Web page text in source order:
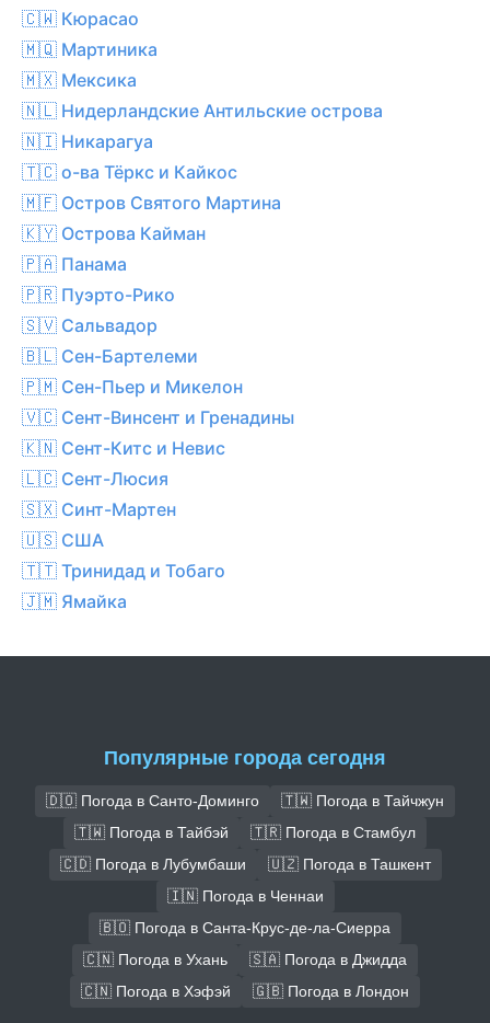
🇨🇼 Кюрасао
🇲🇶 Мартиника
🇲🇽 Мексика
🇳🇱 Нидерландские Антильские острова
🇳🇮 Никарагуа
🇹🇨 о-ва Тёркс и Кайкос
🇲🇫 Остров Святого Мартина
🇰🇾 Острова Кайман
🇵🇦 Панама
🇵🇷 Пуэрто-Рико
🇸🇻 Сальвадор
🇧🇱 Сен-Бартелеми
🇵🇲 Сен-Пьер и Микелон
🇻🇨 Сент-Винсент и Гренадины
🇰🇳 Сент-Китс и Невис
🇱🇨 Сент-Люсия
🇸🇽 Синт-Мартен
🇺🇸 США
🇹🇹 Тринидад и Тобаго
🇯🇲 Ямайка
Популярные города сегодня
🇩🇴 Погода в Санто-Доминго
🇹🇼 Погода в Тайчжун
🇹🇼 Погода в Тайбэй
🇹🇷 Погода в Стамбул
🇨🇩 Погода в Лубумбаши
🇺🇿 Погода в Ташкент
🇮🇳 Погода в Ченнаи
🇧🇴 Погода в Санта-Крус-де-ла-Сиерра
🇨🇳 Погода в Ухань
🇸🇦 Погода в Джидда
🇨🇳 Погода в Хэфэй
🇬🇧 Погода в Лондон